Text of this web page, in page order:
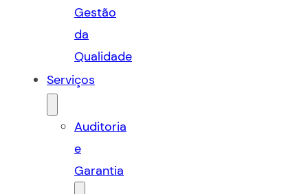
Gestão
da
Qualidade
Serviços
Auditoria
e
Garantia